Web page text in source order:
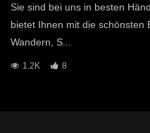
Sie sind bei uns in besten
bietet Ihnen mit die schönsten
Wandern, S...
1.2K 8